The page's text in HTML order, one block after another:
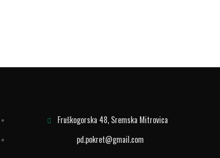
Fruškogorska 48, Sremska Mitrovica
pd.pokret@gmail.com